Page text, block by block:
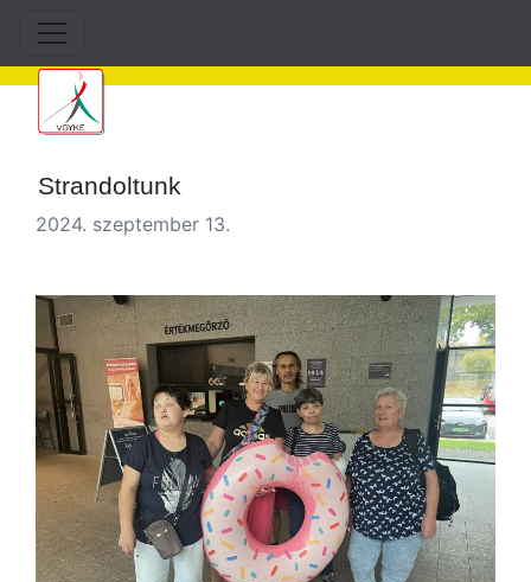
Strandoltunk
2024. szeptember 13.